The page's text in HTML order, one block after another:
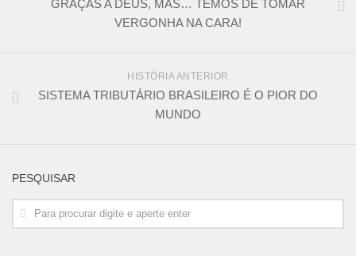
GRAÇAS A DEUS, MAS… TEMOS DE TOMAR
VERGONHA NA CARA!
HISTÓRIA ANTERIOR
SISTEMA TRIBUTÁRIO BRASILEIRO É O PIOR DO
MUNDO
PESQUISAR